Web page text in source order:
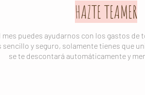
HAZTE TEAMER
mes puedes ayudarnos con los gastos
sencillo y seguro, solamente tienes que
se te descontará automáticamente y